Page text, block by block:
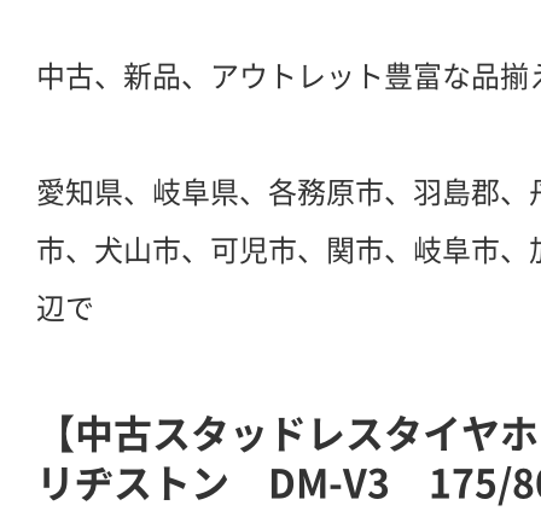
中古、新品、アウトレット豊富な品揃
愛知県、岐阜県、各務原市、羽島郡
市、犬山市、可児市、関市、岐阜市
辺で
【中古スタッドレスタイヤ
リヂストン DM-V3